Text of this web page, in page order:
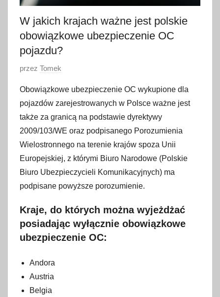
W jakich krajach ważne jest polskie
obowiązkowe ubezpieczenie OC
pojazdu?
O
u
b
l
i
k
o
w
a
o
2
9
r
przez Tomek
Obowiązkowe ubezpieczenie OC wykupione dla
pojazdów zarejestrowanych w Polsce ważne jest
także za granicą na podstawie dyrektywy
2009/103/WE oraz podpisanego Porozumienia
Wielostronnego na terenie krajów spoza Unii
Europejskiej, z którymi Biuro Narodowe (Polskie
Biuro Ubezpieczycieli Komunikacyjnych) ma
podpisane powyższe porozumienie.
Kraje, do których można wyjeżdżać
posiadając wyłącznie obowiązkowe
ubezpieczenie OC:
Andora
Austria
Belgia